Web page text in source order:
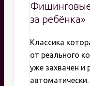
Фишинговые
за ребёнка»
Классика
от реального
уже захвачен и